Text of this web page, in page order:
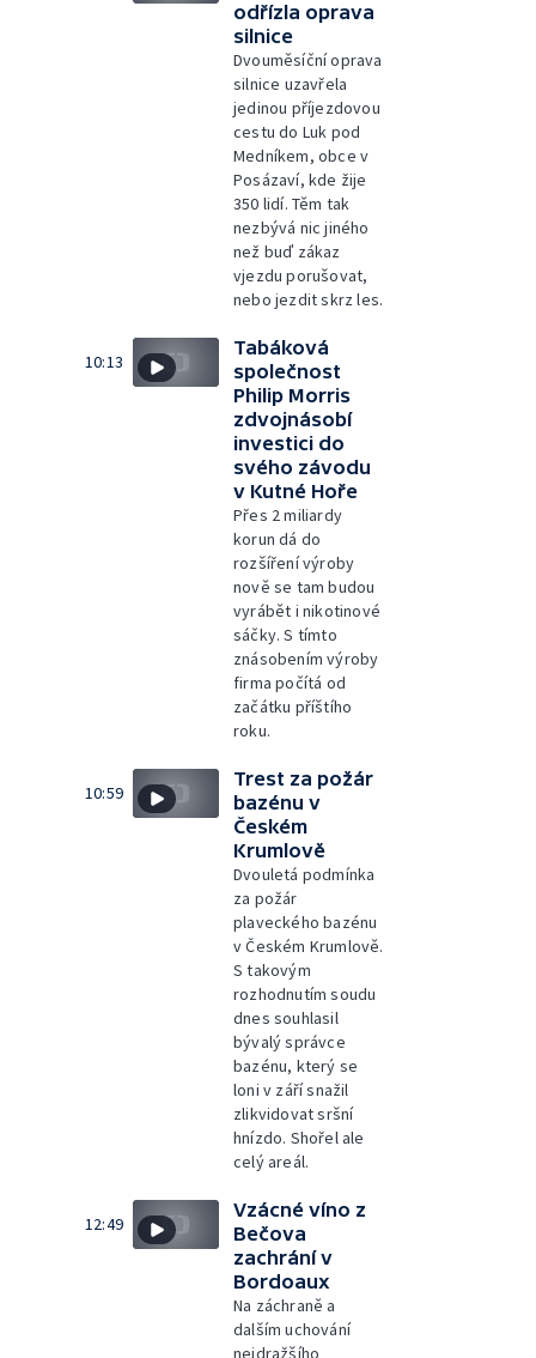
odřízla oprava
silnice
Dvouměsíční oprava
silnice uzavřela
jedinou příjezdovou
cestu do Luk pod
Medníkem, obce v
Posázaví, kde žije
350 lidí. Těm tak
nezbývá nic jiného
než buď zákaz
vjezdu porušovat,
nebo jezdit skrz les.
10:13
Tabáková
společnost
Philip Morris
zdvojnásobí
investici do
svého závodu
v Kutné Hoře
Přes 2 miliardy
korun dá do
rozšíření výroby
nově se tam budou
vyrábět i nikotinové
sáčky. S tímto
znásobením výroby
firma počítá od
začátku příštího
roku.
10:59
Trest za požár
bazénu v
Českém
Krumlově
Dvouletá podmínka
za požár
plaveckého bazénu
v Českém Krumlově.
S takovým
rozhodnutím soudu
dnes souhlasil
bývalý správce
bazénu, který se
loni v září snažil
zlikvidovat sršní
hnízdo. Shořel ale
celý areál.
12:49
Vzácné víno z
Bečova
zachrání v
Bordoaux
Na záchraně a
dalším uchování
nejdražšího